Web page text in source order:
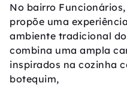
No bairro
propõe uma
ambiente tradicional
combina uma ampla
inspirados na cozinha
botequim,